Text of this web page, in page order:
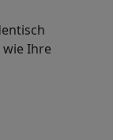
Ihre